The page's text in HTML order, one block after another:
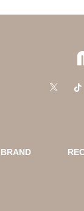
BRAND